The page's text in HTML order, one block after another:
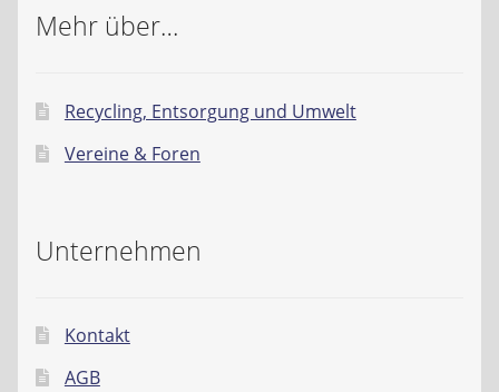
Mehr über…
Recycling, Entsorgung und Umwelt
Vereine & Foren
Unternehmen
Kontakt
AGB